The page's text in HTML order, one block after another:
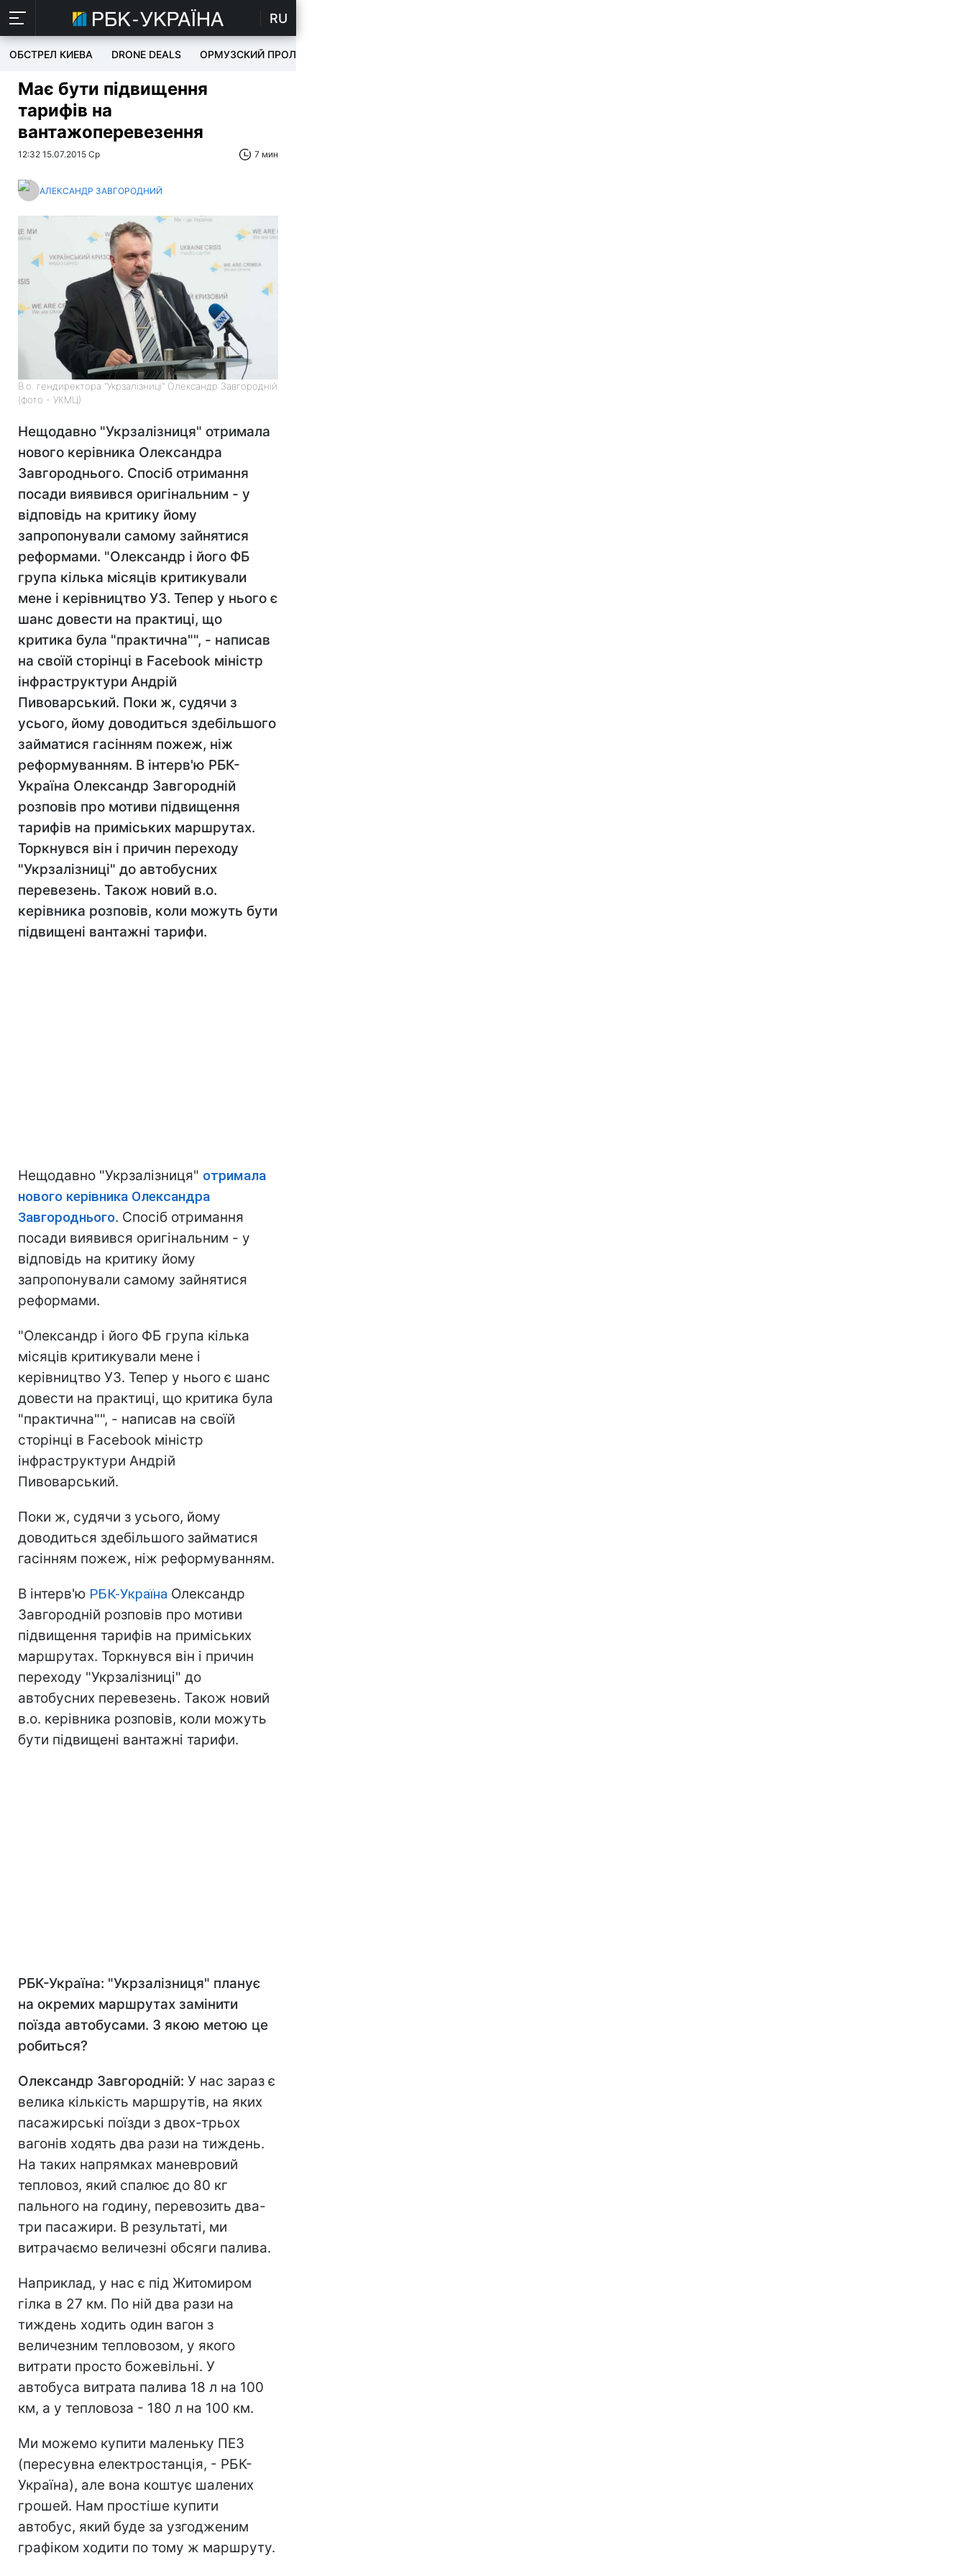
RU
ОБСТРЕЛ КИЕВА DRONE DEALS ОРМУЗСКИЙ ПРОЛИВ
Має бути підвищення
тарифів на
вантажоперевезення
12:32 15.07.2015 Ср 7 мин
АЛЕКСАНДР ЗАВГОРОДНИЙ
В.о. гендиректора "Укрзалізниці" Олександр Завгородній
(фото - УКМЦ)
Нещодавно "Укрзалізниця" отримала
нового керівника Олександра
Завгороднього. Спосіб отримання
посади виявився оригінальним - у
відповідь на критику йому
запропонували самому зайнятися
реформами. "Олександр і його ФБ
група кілька місяців критикували
мене і керівництво УЗ. Тепер у нього є
шанс довести на практиці, що
критика була "практична"", - написав
на своїй сторінці в Facebook міністр
інфраструктури Андрій
Пивоварський. Поки ж, судячи з
усього, йому доводиться здебільшого
займатися гасінням пожеж, ніж
реформуванням. В інтерв'ю РБК-
Україна Олександр Завгородній
розповів про мотиви підвищення
тарифів на приміських маршрутах.
Торкнувся він і причин переходу
"Укрзалізниці" до автобусних
перевезень. Також новий в.о.
керівника розповів, коли можуть бути
підвищені вантажні тарифи.
Нещодавно "Укрзалізниця" отримала
нового керівника Олександра
Завгороднього. Спосіб отримання
посади виявився оригінальним - у
відповідь на критику йому
запропонували самому зайнятися
реформами.
"Олександр і його ФБ група кілька
місяців критикували мене і
керівництво УЗ. Тепер у нього є шанс
довести на практиці, що критика була
"практична"", - написав на своїй
сторінці в Facebook міністр
інфраструктури Андрій
Пивоварський.
Поки ж, судячи з усього, йому
доводиться здебільшого займатися
гасінням пожеж, ніж реформуванням.
В інтерв'ю РБК-Україна Олександр
Завгородній розповів про мотиви
підвищення тарифів на приміських
маршрутах. Торкнувся він і причин
переходу "Укрзалізниці" до
автобусних перевезень. Також новий
в.о. керівника розповів, коли можуть
бути підвищені вантажні тарифи.
РБК-Україна: "Укрзалізниця" планує
на окремих маршрутах замінити
поїзда автобусами. З якою метою це
робиться?
Олександр Завгородній: У нас зараз є
велика кількість маршрутів, на яких
пасажирські поїзди з двох-трьох
вагонів ходять два рази на тиждень.
На таких напрямках маневровий
тепловоз, який спалює до 80 кг
пального на годину, перевозить два-
три пасажири. В результаті, ми
витрачаємо величезні обсяги палива.
Наприклад, у нас є під Житомиром
гілка в 27 км. По ній два рази на
тиждень ходить один вагон з
величезним тепловозом, у якого
витрати просто божевільні. У
автобуса витрата палива 18 л на 100
км, а у тепловоза - 180 л на 100 км.
Ми можемо купити маленьку ПЕЗ
(пересувна електростанція, - РБК-
Україна), але вона коштує шалених
грошей. Нам простіше купити
автобус, який буде за узгодженим
графіком ходити по тому ж маршруту.